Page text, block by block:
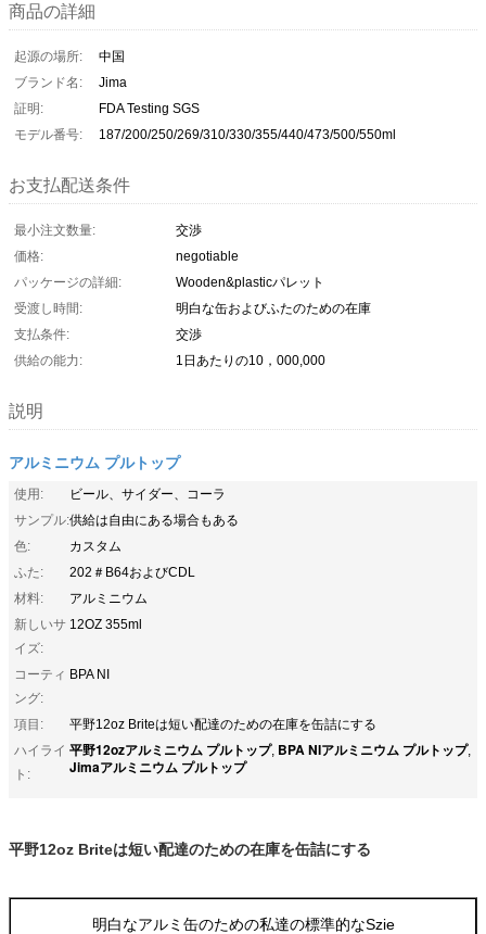
商品の詳細
起源の場所:
中国
ブランド名:
Jima
証明:
FDA Testing SGS
モデル番号:
187/200/250/269/310/330/355/440/473/500/550ml
お支払配送条件
最小注文数量:
交渉
価格:
negotiable
パッケージの詳細:
Wooden&plasticパレット
受渡し時間:
明白な缶およびふたのための在庫
支払条件:
交渉
供給の能力:
1日あたりの10，000,000
説明
アルミニウム プルトップ
使用:
ビール、サイダー、コーラ
サンプル:供給は自由にある場合もある
色:
カスタム
ふた:
202＃B64およびCDL
材料:
アルミニウム
新しいサ
イズ:
12OZ 355ml
コーティ
ング:
BPA NI
項目:
平野12oz Briteは短い配達のための在庫を缶詰にする
ハイライ
ト:
平野12ozアルミニウム プルトップ, BPA NIアルミニウム プルトップ,
Jimaアルミニウム プルトップ
平野12oz Briteは短い配達のための在庫を缶詰にする
明白なアルミ缶のための私達の標準的なSzie